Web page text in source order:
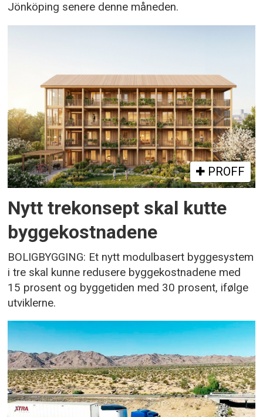
Jönköping senere denne måneden.
PROFF
Nytt trekonsept skal kutte
byggekostnadene
BOLIGBYGGING: Et nytt modulbasert byggesystem
i tre skal kunne redusere byggekostnadene med
15 prosent og byggetiden med 30 prosent, ifølge
utviklerne.